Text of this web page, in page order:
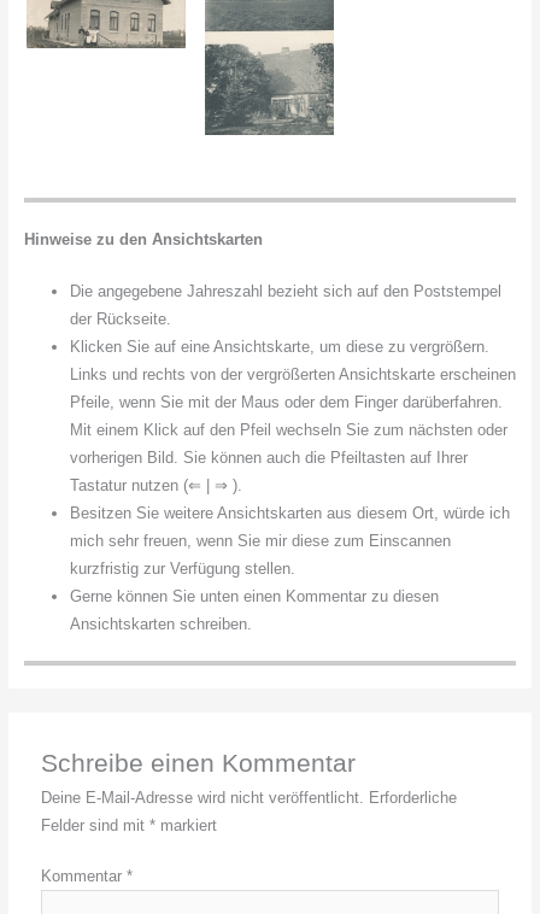
Hinweise zu den Ansichtskarten
Die angegebene Jahreszahl bezieht sich auf den Poststempel
der Rückseite.
Klicken Sie auf eine Ansichtskarte, um diese zu vergrößern.
Links und rechts von der vergrößerten Ansichtskarte erscheinen
Pfeile, wenn Sie mit der Maus oder dem Finger darüberfahren.
Mit einem Klick auf den Pfeil wechseln Sie zum nächsten oder
vorherigen Bild. Sie können auch die Pfeiltasten auf Ihrer
Tastatur nutzen (⇐ | ⇒ ).
Besitzen Sie weitere Ansichtskarten aus diesem Ort, würde ich
mich sehr freuen, wenn Sie mir diese zum Einscannen
kurzfristig zur Verfügung stellen.
Gerne können Sie unten einen Kommentar zu diesen
Ansichtskarten schreiben.
Schreibe einen Kommentar
Deine E-Mail-Adresse wird nicht veröffentlicht. Erforderliche
Felder sind mit* markiert
Kommentar*